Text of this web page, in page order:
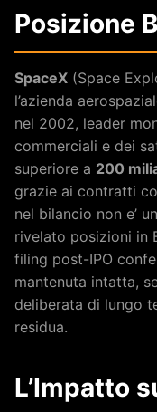
Posizione
SpaceX (Space
l’azienda
nel 2002, leader
commerciali e dei
superiore a 200
grazie ai contratti
nel bilancio non e’
rivelato posizioni in
filing post-IPO
mantenuta intatta,
deliberata di lungo
residua.
L’Impatto